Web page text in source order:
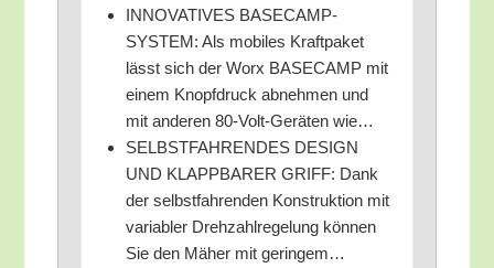
INNOVATIVES BASECAMP-
SYSTEM: Als mobi­les Kraft­pa­ket
lässt sich der Worx BASECAMP mit
einem Knopf­druck abneh­men und
mit ande­ren 80-Volt-Gerä­ten wie…
SELBSTFAHRENDES DESIGN
UND KLAPPBARER GRIFF: Dank
der selbst­fah­ren­den Kon­struk­ti­on mit
varia­bler Dreh­zahl­re­ge­lung kön­nen
Sie den Mäher mit geringem…